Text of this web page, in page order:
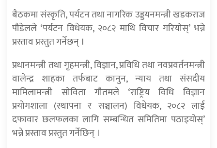
बैठकमा संस्कृति, पर्यटन तथा नागरिक उड्डयनमन्त्री खडकराज
पौडेलले ‘पर्यटन विधेयक, २०८२ माथि विचार गरियोस्’ भन्ने
प्रस्ताव प्रस्तुत गर्नेछन् ।
प्रधानमन्त्री तथा गृहमन्त्री, विज्ञान, प्रविधि तथा नवप्रवर्तनमन्त्री
वालेन्द्र शाहका तर्फबाट कानुन, न्याय तथा संसदीय
मामिलामन्त्री सोविता गौतमले ‘राष्ट्रिय विधि विज्ञान
प्रयोगशाला (स्थापना र सञ्चालन) विधेयक, २०८२ लाई
दफावार छलफलका लागि सम्बन्धित समितिमा पठाइयोस्’
भन्ने प्रस्ताव प्रस्तुत गर्नेछिन् ।